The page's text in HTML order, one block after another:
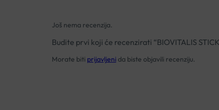
Još nema recenzija.
Budite prvi koji će recenzirati “BIOVITALIS
Morate biti prijavljeni da biste objavili recenziju.